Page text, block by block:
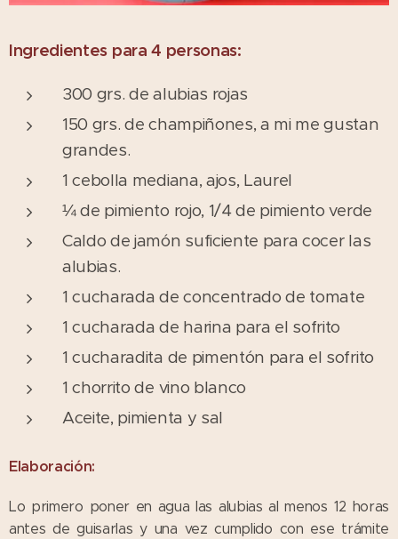
Ingredientes para 4 personas:
300 grs. de alubias rojas
150 grs. de champiñones, a mi me gustan
grandes.
1 cebolla mediana, ajos, Laurel
¼ de pimiento rojo, 1/4 de pimiento verde
Caldo de jamón suficiente para cocer las
alubias.
1 cucharada de concentrado de tomate
1 cucharada de harina para el sofrito
1 cucharadita de pimentón para el sofrito
1 chorrito de vino blanco
Aceite, pimienta y sal
Elaboración:
Lo primero poner en agua las alubias al menos 12 horas
antes de guisarlas y una vez cumplido con ese trámite